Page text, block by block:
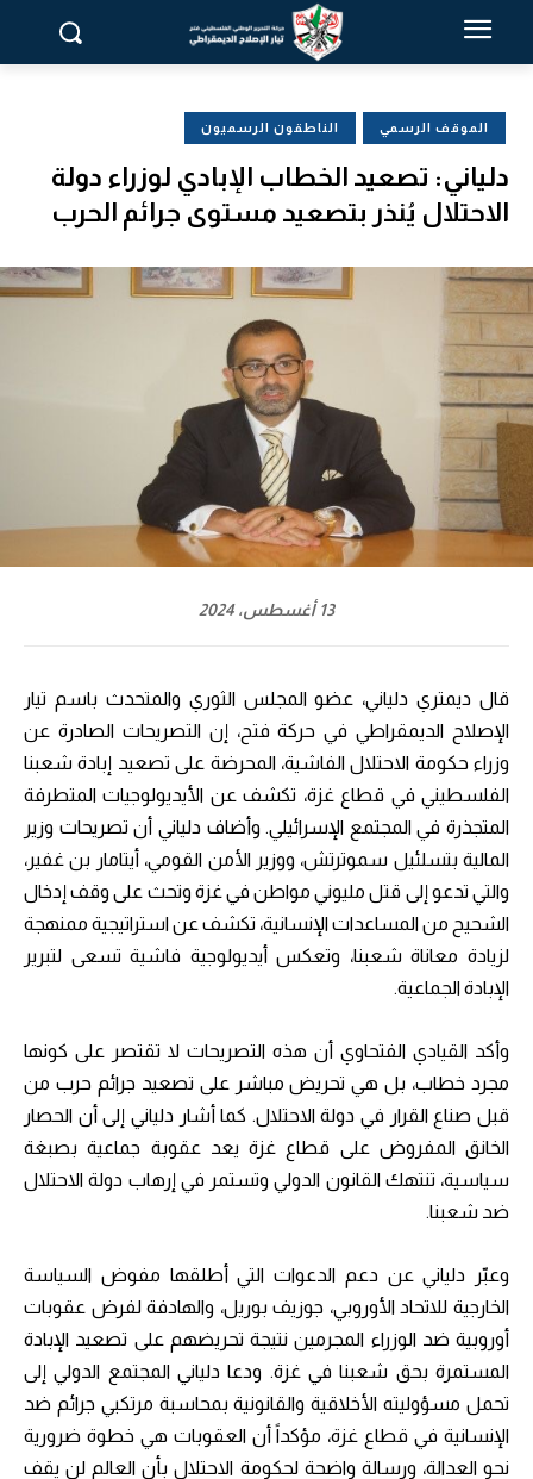
الموقف الرسمي الناطقون الرسميون
دلياني: تصعيد الخطاب الإبادي لوزراء دولة
الاحتلال يُنذر بتصعيد مستوى جرائم الحرب
13 أغسطس، 2024
قال ديمتري دلياني، عضو المجلس الثوري والمتحدث باسم تيار
الإصلاح الديمقراطي في حركة فتح، إن التصريحات الصادرة عن
وزراء حكومة الاحتلال الفاشية، المحرضة على تصعيد إبادة شعبنا
الفلسطيني في قطاع غزة، تكشف عن الأيديولوجيات المتطرفة
المتجذرة في المجتمع الإسرائيلي. وأضاف دلياني أن تصريحات وزير
المالية بتسلئيل سموترتش، ووزير الأمن القومي، أيتامار بن غفير،
والتي تدعو إلى قتل مليوني مواطن في غزة وتحث على وقف إدخال
الشحيح من المساعدات الإنسانية، تكشف عن استراتيجية ممنهجة
لزيادة معاناة شعبنا، وتعكس أيديولوجية فاشية تسعى لتبرير
الإبادة الجماعية.
وأكد القيادي الفتحاوي أن هذه التصريحات لا تقتصر على كونها
مجرد خطاب، بل هي تحريض مباشر على تصعيد جرائم حرب من
قبل صناع القرار في دولة الاحتلال. كما أشار دلياني إلى أن الحصار
الخانق المفروض على قطاع غزة يعد عقوبة جماعية بصبغة
سياسية، تنتهك القانون الدولي وتستمر في إرهاب دولة الاحتلال
ضد شعبنا.
وعبّر دلياني عن دعم الدعوات التي أطلقها مفوض السياسة
الخارجية للاتحاد الأوروبي، جوزيف بوريل، والهادفة لفرض عقوبات
أوروبية ضد الوزراء المجرمين نتيجة تحريضهم على تصعيد الإبادة
المستمرة بحق شعبنا في غزة. ودعا دلياني المجتمع الدولي إلى
تحمل مسؤوليته الأخلاقية والقانونية بمحاسبة مرتكبي جرائم ضد
الإنسانية في قطاع غزة، مؤكداً أن العقوبات هي خطوة ضرورية
نحو العدالة، ورسالة واضحة لحكومة الاحتلال بأن العالم لن يقف